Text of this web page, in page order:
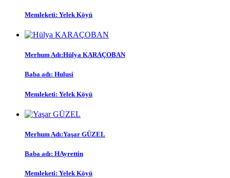
Memleketi: Yelek Köyü
Merhum Adı:Hülya KARAÇOBAN
Baba adı: Hulusi
Memleketi: Yelek Köyü
Merhum Adı:Yaşar GÜZEL
Baba adı: HAyrettin
Memleketi: Yelek Köyü